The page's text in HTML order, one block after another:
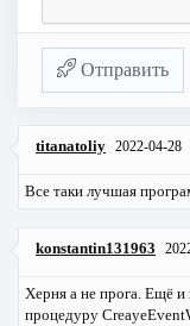
Отправить
titanatoliy 2022-04-28
Все таки лучшая
konstantin131963
Херня а не прога. Ещё и
процедуру